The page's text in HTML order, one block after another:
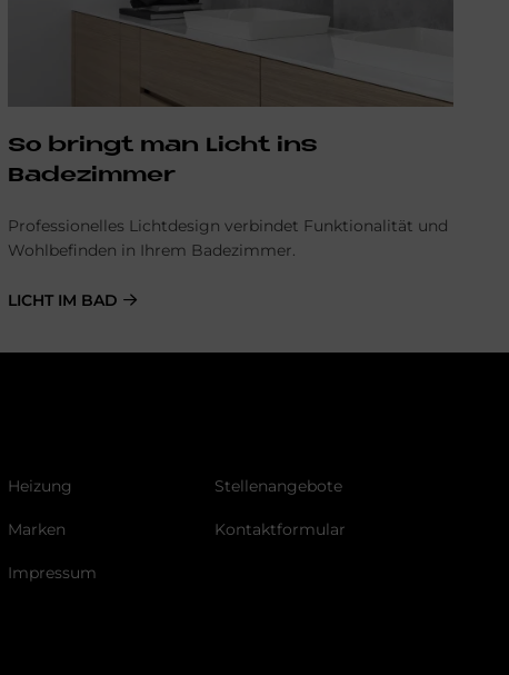
So bringt man Licht ins
Badezimmer
Professionelles Lichtdesign verbindet Funktionalität und
Wohlbefinden in Ihrem Badezimmer.
LICHT IM BAD
Heizung Stellenangebote
Marken Kontaktformular
Impressum